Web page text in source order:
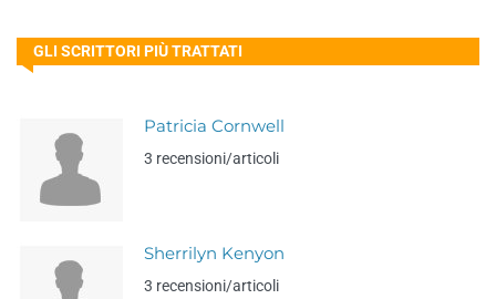
GLI SCRITTORI PIÙ TRATTATI
Patricia Cornwell
3 recensioni/articoli
Sherrilyn Kenyon
3 recensioni/articoli